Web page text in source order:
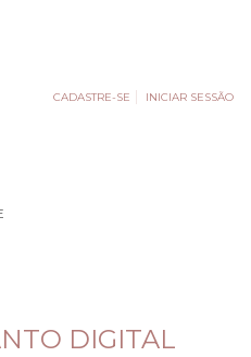
CADASTRE-SE INICIAR SESSÃO
DIGITAL